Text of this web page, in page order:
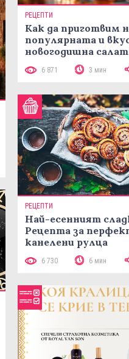
РЕЦЕПТИ
Как да приготвим
популярната и
новогодишна
рецепта Мимоза
6 871 3 мин
РЕЦЕПТИ
Най-есенният
Рецепта за
канелени рулца
6 730 6 мин